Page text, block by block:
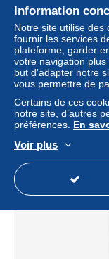
Le Tréport -
Statut
Information
Notre site utilise des
fournir les services
plateforme, garder
votre navigation
but d’adapter notre
vous permettre de
Certains de ces
notre site, d’autres
préférences. En
Voir plus